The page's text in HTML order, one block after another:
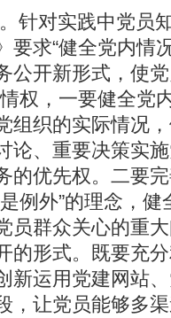
针对实践中党员
求“健全党内情
公开新形式，使
权，一要健全党
组织的实际情况
论、重要决策实
的优先权。二要
例外”的理念，健
员群众关心的重
的形式。既要充
新运用党建网站
，让党员能够多